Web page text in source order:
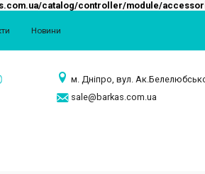
catalog/controller/module/
Новини
м. Дніпро, вул.
sale@barkas.com.ua